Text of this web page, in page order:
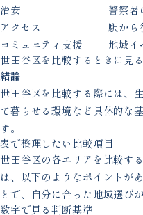
治安
警察署
アクセス
駅から
コミュニティ支援
地域イ
世田谷区を比較するときに見
結論
世田谷区を比較する際には、
て暮らせる環境など具体的な
す。
表で整理したい比較項目
世田谷区の各エリアを比較す
は、以下のようなポイントが
とで、自分に合った地域選び
数字で見る判断基準